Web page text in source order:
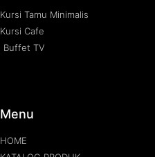
Kursi Tamu Minimalis
Kursi Cafe
Buffet TV
Menu
HOME